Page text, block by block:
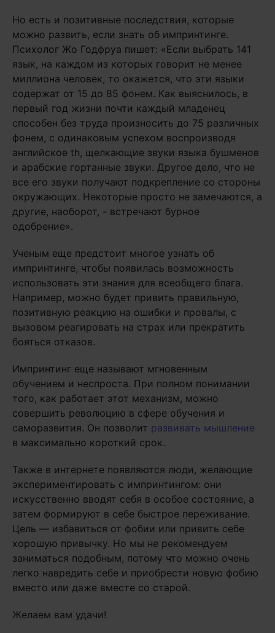
Но есть и позитивные последствия, которые
можно развить, если знать об импринтинге.
Психолог Жо Годфруа пишет: «Если выбрать 141
язык, на каждом из которых говорит не менее
миллиона человек, то окажется, что эти языки
содержат от 15 до 85 фонем. Как выяснилось, в
первый год жизни почти каждый младенец
способен без труда произносить до 75 различных
фонем, с одинаковым успехом воспроизводя
английское th, щелкающие звуки языка бушменов
и арабские гортанные звуки. Другое дело, что не
все его звуки получают подкрепление со стороны
окружающих. Некоторые просто не замечаются, а
другие, наоборот, - встречают бурное
одобрение».
Ученым еще предстоит многое узнать об
импринтинге, чтобы появилась возможность
использовать эти знания для всеобщего блага.
Например, можно будет привить правильную,
позитивную реакцию на ошибки и провалы, с
вызовом реагировать на страх или прекратить
бояться отказов.
Импринтинг еще называют мгновенным
обучением и неспроста. При полном понимании
того, как работает этот механизм, можно
совершить революцию в сфере обучения и
саморазвития. Он позволит развивать мышление
в максимально короткий срок.
Также в интернете появляются люди, желающие
экспериментировать с импринтингом: они
искусственно вводят себя в особое состояние, а
затем формируют в себе быстрое переживание.
Цель — избавиться от фобии или привить себе
хорошую привычку. Но мы не рекомендуем
заниматься подобным, потому что можно очень
легко навредить себе и приобрести новую фобию
вместо или даже вместе со старой.
Желаем вам удачи!